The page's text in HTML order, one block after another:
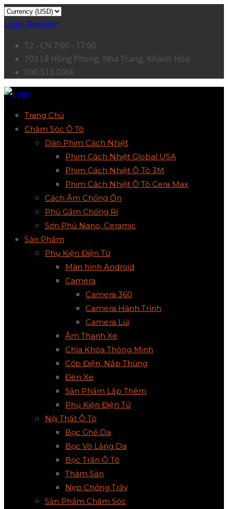
Login Register
T2 - CN 7:00 - 17:00
103 Lê Hồng Phong, Nha Trang, Khánh Hòa
090.513.0066
Trang Chủ
Chăm Sóc Ô Tô
Dán Phim Cách Nhiệt
Phim Cách Nhiệt Global USA
Phim Cách Nhiệt Ô Tô 3M
Phim Cách Nhiệt Ô Tô Cera Max
Cách Âm Chống Ồn
Phủ Gầm Chống Rỉ
Sơn Phủ Nano, Ceramic
Sản Phẩm
Phụ Kiện Điện Tử
Màn hình Android
Camera
Camera 360
Camera Hành Trình
Camera Lùi
Âm Thanh Xe
Chìa Khóa Thông Minh
Cốp Điện, Nắp Thùng
Đèn Xe
Sản Phẩm Lắp Thêm
Phụ Kiện Điện Tử
Nội Thất Ô Tô
Bọc Ghế Da
Bọc Vô Lăng Da
Bọc Trần Ô Tô
Thảm Sàn
Nẹp Chống Trầy
Sản Phẩm Chăm Sóc